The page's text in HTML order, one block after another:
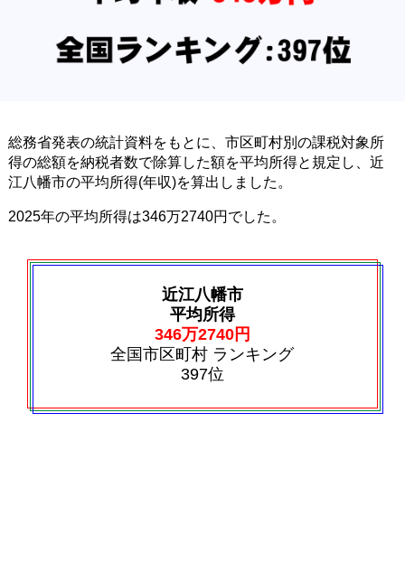
総務省発表の統計資料をもとに、市区町村別の課税対象所
得の総額を納税者数で除算した額を平均所得と規定し、近
江八幡市の平均所得(年収)を算出しました。
2025年の平均所得は346万2740円でした。
近江八幡市
平均所得
346万2740円
全国市区町村 ランキング
397位